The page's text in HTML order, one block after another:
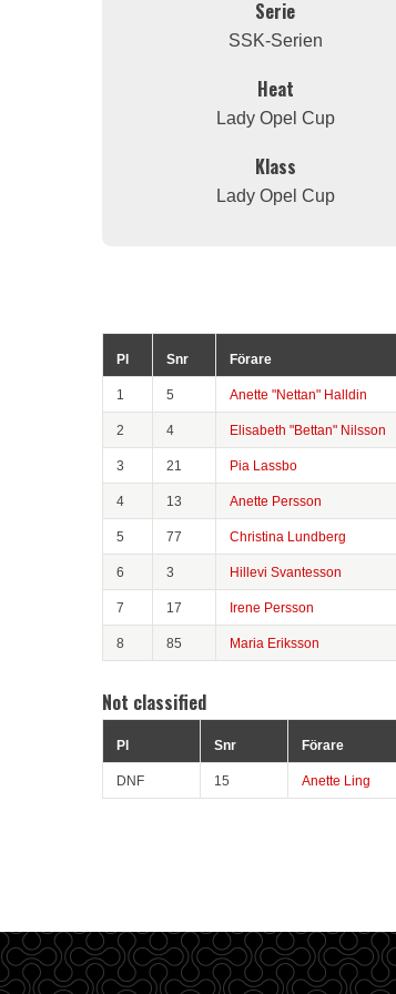
Serie
SSK-Serien
Heat
Lady Opel Cup
Klass
Lady Opel Cup
Pl Snr Förare
1 5 Anette "Nettan" Halldin
2 4 Elisabeth "Bettan" Nilsson
3 21 Pia Lassbo
4 13 Anette Persson
5 77 Christina Lundberg
6 3 Hillevi Svantesson
7 17 Irene Persson
8 85 Maria Eriksson
Not classified
Pl Snr Förare
DNF 15 Anette Ling